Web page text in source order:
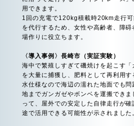
用できます。
1回の充電で120kg積載時20km走行
を代行するため、女性や高齢者、障
場作りに役立ちます。
〈導入事例〉長崎市（実証実験）
海中で繁殖しすぎて磯焼けを起こす「
を大量に捕獲し、肥料として再利用
水仕様なので海辺の濡れた地面でも
地までガンガゼやボンベを運搬できま
って、屋外での安定した自律走行が確
途で活用できる可能性が示されました